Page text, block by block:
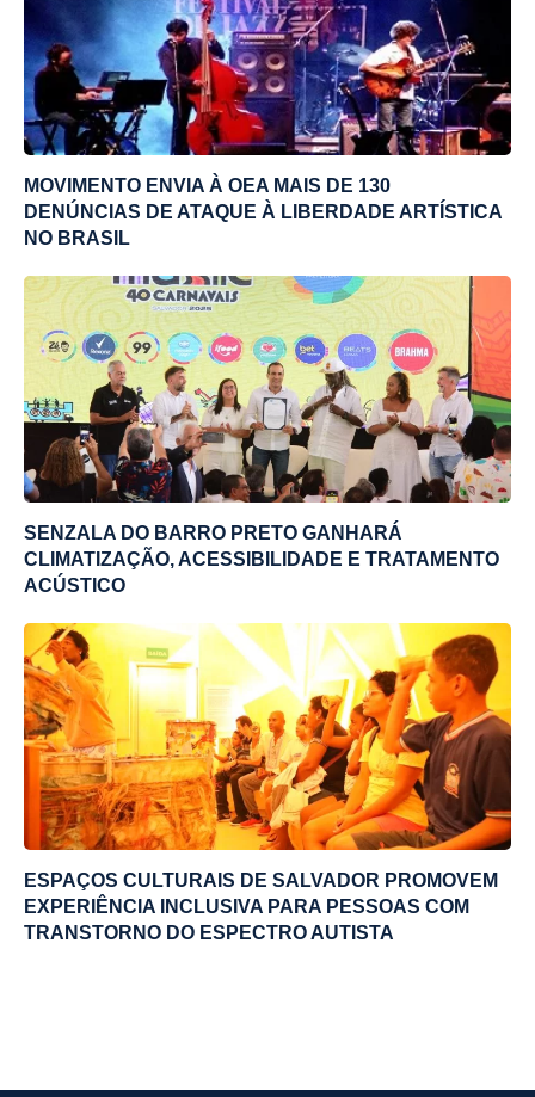
MOVIMENTO ENVIA À OEA MAIS DE 130
DENÚNCIAS DE ATAQUE À LIBERDADE ARTÍSTICA
NO BRASIL
SENZALA DO BARRO PRETO GANHARÁ
CLIMATIZAÇÃO, ACESSIBILIDADE E TRATAMENTO
ACÚSTICO
ESPAÇOS CULTURAIS DE SALVADOR PROMOVEM
EXPERIÊNCIA INCLUSIVA PARA PESSOAS COM
TRANSTORNO DO ESPECTRO AUTISTA